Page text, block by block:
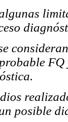
posible